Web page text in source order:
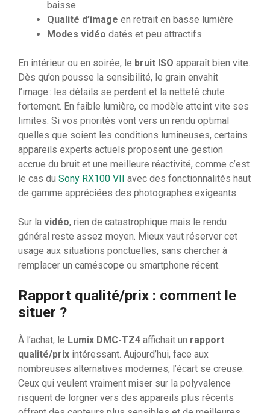
baisse
Qualité d’image en retrait en basse lumière
Modes vidéo datés et peu attractifs
En intérieur ou en soirée, le bruit ISO apparaît bien vite.
Dès qu’on pousse la sensibilité, le grain envahit
l’image : les détails se perdent et la netteté chute
fortement. En faible lumière, ce modèle atteint vite ses
limites. Si vos priorités vont vers un rendu optimal
quelles que soient les conditions lumineuses, certains
appareils experts actuels proposent une gestion
accrue du bruit et une meilleure réactivité, comme c’est
le cas du Sony RX100 VII avec des fonctionnalités haut
de gamme appréciées des photographes exigeants.
Sur la vidéo, rien de catastrophique mais le rendu
général reste assez moyen. Mieux vaut réserver cet
usage aux situations ponctuelles, sans chercher à
remplacer un caméscope ou smartphone récent.
Rapport qualité/prix : comment le
situer ?
À l’achat, le Lumix DMC-TZ4 affichait un rapport
qualité/prix intéressant. Aujourd’hui, face aux
nombreuses alternatives modernes, l’écart se creuse.
Ceux qui veulent vraiment miser sur la polyvalence
risquent de lorgner vers des appareils plus récents